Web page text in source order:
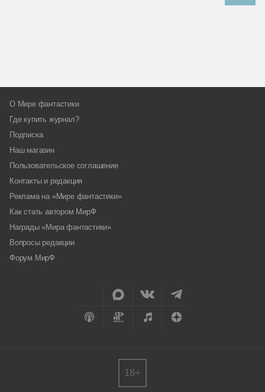
О Мире фантастики
Где купить журнал?
Подписка
Наш магазин
Пользовательское соглашение
Контакты и редакция
Реклама на «Мире фантастики»
Как стать автором МирФ
Награды «Мира фантастики»
Вопросы редакции
Форум МирФ
18+